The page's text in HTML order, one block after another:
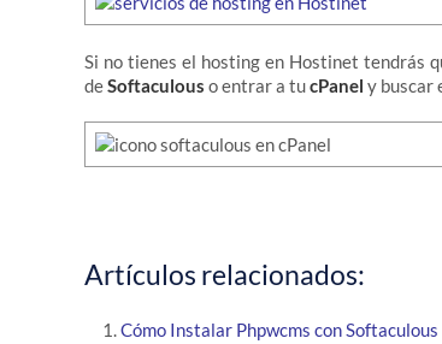
Si no tienes el hosting en Hostinet tendrás
deSoftaculous o entrar a tucPanel y buscar
Artículos relacionados:
Cómo Instalar Phpwcms con Softaculous